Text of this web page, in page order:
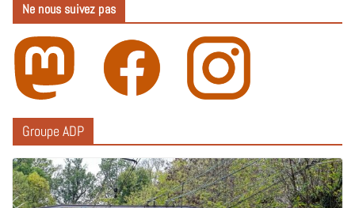
Groupe ADP
Ne nous suivez pas